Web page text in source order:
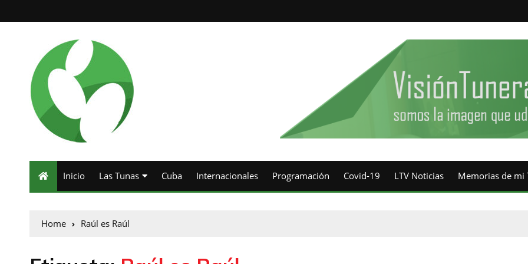
Inicio Las Tunas Cuba Internacionales Programación Covid-19 LTV Noticias Memorias de mi
Home Raúl es Raúl